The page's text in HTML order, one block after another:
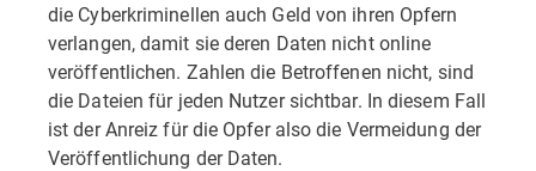
die Cyberkriminellen auch Geld von ihren Opfern
verlangen, damit sie deren Daten nicht online
veröffentlichen. Zahlen die Betroffenen nicht, sind
die Dateien für jeden Nutzer sichtbar. In diesem Fall
ist der Anreiz für die Opfer also die Vermeidung der
Veröffentlichung der Daten.